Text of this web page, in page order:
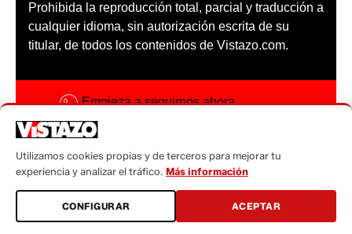
Prohibida la reproducción total, parcial y traducción a
cualquier idioma, sin autorización escrita de su
titular, de todos los contenidos de Vistazo.com.
Empieza a seguirnos ahora
Código ética
Sugerencias a:
sugerencias@vistazo.com
Utilizamos cookies propias y de terceros para mejorar tu
experiencia y analizar el tráfico. Más información
CONFIGURAR ACEPTAR